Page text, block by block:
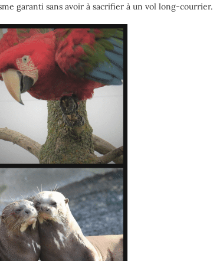
garanti sans avoir à sacrifier à un vol long-courrier.